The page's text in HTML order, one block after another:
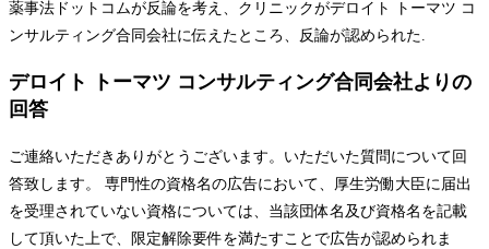
薬事法ドットコムが反論を考え、クリニックがデロイト トーマツ コ
ンサルティング合同会社に伝えたところ、反論が認められた.
デロイト トーマツ コンサルティング合同会社よりの
回答
ご連絡いただきありがとうございます。いただいた質問について回
答致します。 専門性の資格名の広告において、厚生労働大臣に届出
を受理されていない資格については、当該団体名及び資格名を記載
して頂いた上で、限定解除要件を満たすことで広告が認められま